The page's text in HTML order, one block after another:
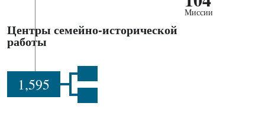
Миссии
Центры семейно-исторической
работы
1,595